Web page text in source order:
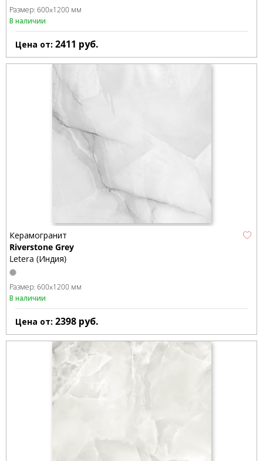
Размер: 600x1200 мм
В наличии
Цена от: 2411 руб.
Керамогранит
Riverstone Grey
Letera (Индия)
Размер: 600x1200 мм
В наличии
Цена от: 2398 руб.